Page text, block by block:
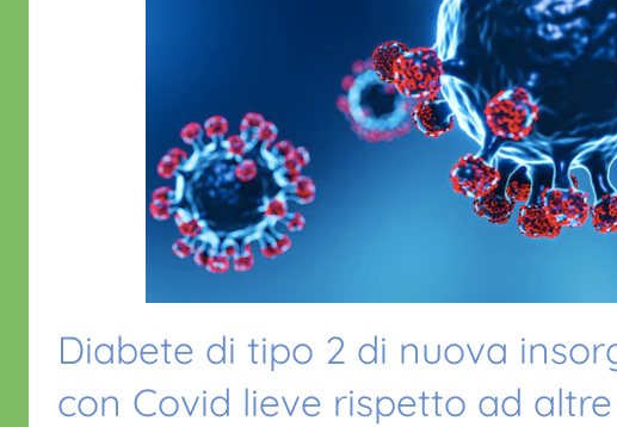
Diabete di tipo 2 di nuova
con Covid lieve rispetto ad